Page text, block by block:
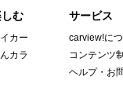
む
カー
カラ
サービス
carview!に
コンテンツ
ヘルプ・お